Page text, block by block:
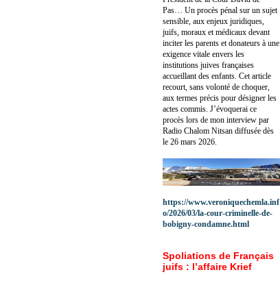
Pas… Un procès pénal sur un sujet
sensible, aux enjeux juridiques,
juifs, moraux et médicaux devant
inciter les parents et donateurs à une
exigence vitale envers les
institutions juives françaises
accueillant des enfants. Cet article
recourt, sans volonté de choquer,
aux termes précis pour désigner les
actes commis. J’évoquerai ce
procès lors de mon interview par
Radio Chalom Nitsan diffusée dès
le 26 mars 2026.
https://www.veroniquechemla.inf
o/2026/03/la-cour-criminelle-de-
bobigny-condamne.html
Spoliations de Français
juifs : l’affaire Krief